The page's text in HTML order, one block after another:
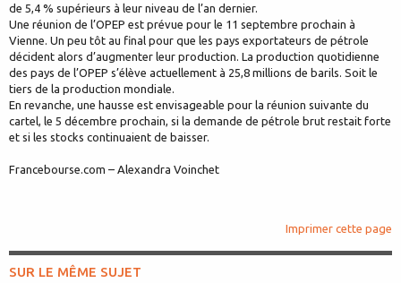
de 5,4 % supérieurs à leur niveau de l’an dernier.
Une réunion de l’OPEP est prévue pour le 11 septembre prochain à
Vienne. Un peu tôt au final pour que les pays exportateurs de pétrole
décident alors d’augmenter leur production. La production quotidienne
des pays de l’OPEP s’élève actuellement à 25,8 millions de barils. Soit le
tiers de la production mondiale.
En revanche, une hausse est envisageable pour la réunion suivante du
cartel, le 5 décembre prochain, si la demande de pétrole brut restait forte
et si les stocks continuaient de baisser.
Francebourse.com – Alexandra Voinchet
Imprimer cette page
SUR LE MÊME SUJET